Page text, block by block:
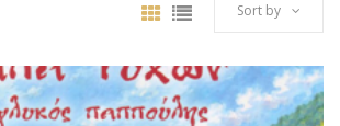
Sort by